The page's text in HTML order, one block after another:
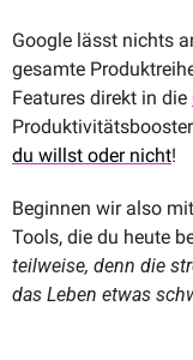
Google lässt nichts
gesamte
Features direkt in die
du willst oder nicht!​​
Beginnen wir also
Tools, die du heute
teilweise, denn die
das Leben etwas